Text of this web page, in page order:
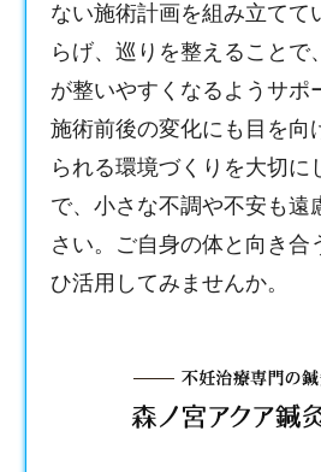
ない施術計画を組み立てて
らげ、巡りを整えることで
が整いやすくなるようサポ
施術前後の変化にも目を向
られる環境づくりを大切に
で、小さな不調や不安も遠
さい。ご自身の体と向き合
ひ活用してみませんか。